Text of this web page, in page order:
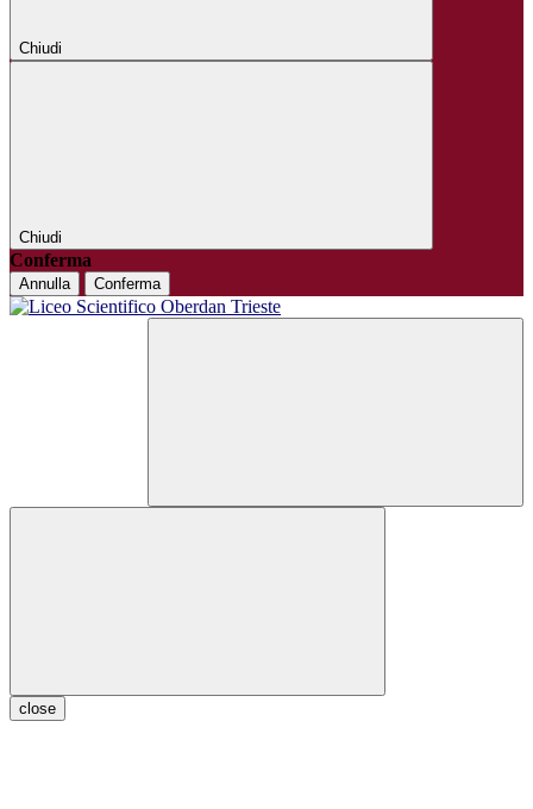
Chiudi
Chiudi
Conferma
Annulla Conferma
close